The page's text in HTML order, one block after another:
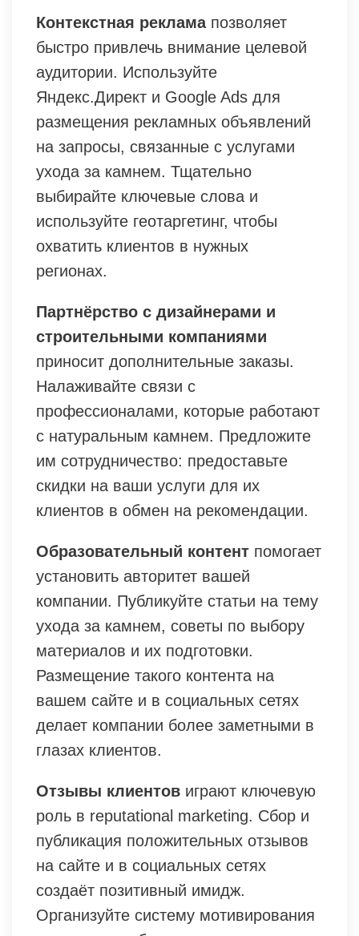
Контекстная рекламапозволяет
быстро привлечь внимание целевой
аудитории. Используйте
Яндекс.Директ и Google Ads для
размещения рекламных объявлений
на запросы, связанные с услугами
ухода за камнем. Тщательно
выбирайте ключевые слова и
используйте геотаргетинг, чтобы
охватить клиентов в нужных
регионах.
Партнёрство с дизайнерами и
строительными компаниями
приносит дополнительные заказы.
Налаживайте связи с
профессионалами, которые работают
с натуральным камнем. Предложите
им сотрудничество: предоставьте
скидки на ваши услуги для их
клиентов в обмен на рекомендации.
Образовательный контент помогает
установить авторитет вашей
компании. Публикуйте статьи на тему
ухода за камнем, советы по выбору
материалов и их подготовки.
Размещение такого контента на
вашем сайте и в социальных сетях
делает компании более заметными в
глазах клиентов.
Отзывы клиентов играют ключевую
роль в reputational marketing. Сбор и
публикация положительных отзывов
на сайте и в социальных сетях
создаёт позитивный имидж.
Организуйте систему мотивирования